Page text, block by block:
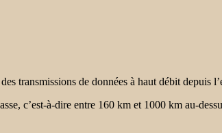
transmissions de données à haut débit depuis
c’est-à-dire entre 160 km et 1000 km au-